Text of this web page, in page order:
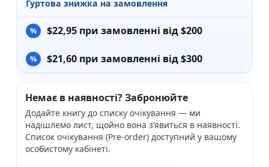
Гуртова знижка на замовлення
$22,95 при замовленні від $200
$21,60 при замовленні від $300
Немає в наявності? Забронюйте
Додайте книгу до списку очікування — ми
надішлемо лист, щойно вона з’явиться в наявності.
Список очікування (Pre-order) доступний у вашому
особистому кабінеті.